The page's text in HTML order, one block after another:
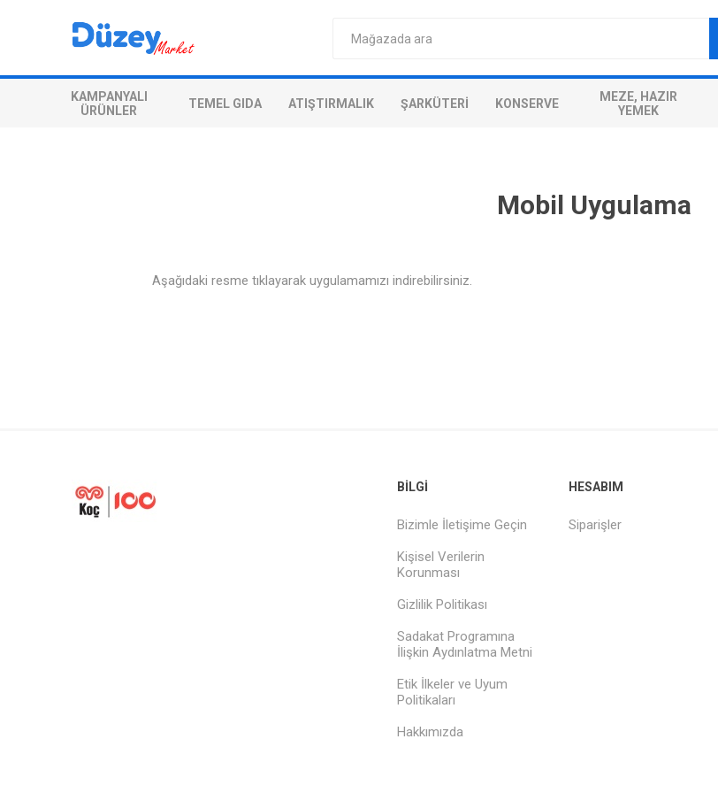
KAMPANYALI
ÜRÜNLER
TEMEL GIDA ATIŞTIRMALIK ŞARKÜTERI KONSERVE
MEZE, HAZIR
YEMEK
Mobil Uygulama
Aşağıdaki resme tıklayarak uygulamamızı indirebilirsiniz.
BILGI
Bizimle İletişime Geçin
Kişisel Verilerin
Korunması
Gizlilik Politikası
Sadakat Programına
İlişkin Aydınlatma Metni
Etik İlkeler ve Uyum
Politikaları
Hakkımızda
HESABIM
Siparişler